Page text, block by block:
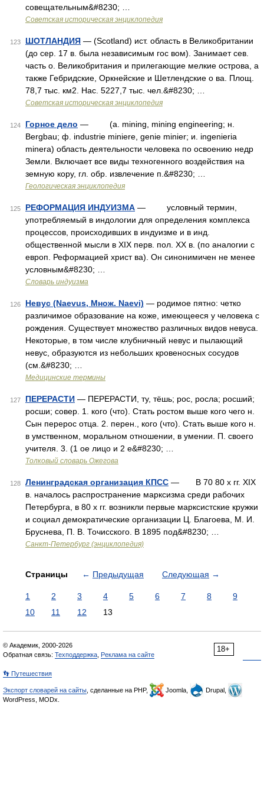
совещательным&#8230; …
Советская историческая энциклопедия
123 ШОТЛАНДИЯ — (Scotland) ист. область в Великобритании
(до сер. 17 в. была независимым гос вом). Занимает сев.
часть о. Великобритания и прилегающие мелкие острова, а
также Гебридские, Оркнейские и Шетлендские о ва. Площ.
78,7 тыс. км2. Нас. 5227,7 тыс. чел.&#8230; …
Советская историческая энциклопедия
124 Горное дело — (a. mining, mining engineering; н.
Bergbau; ф. industrie miniere, genie minier; и. ingenieria
minera) область деятельности человека по освоению недр
Земли. Включает все виды техногенного воздействия на
земную кору, гл. обр. извлечение п.&#8230; …
Геологическая энциклопедия
125 РЕФОРМАЦИЯ ИНДУИЗМА — условный термин,
употребляемый в индологии для определения комплекса
процессов, происходивших в индуизме и в инд.
общественной мысли в XIX перв. пол. XX в. (по аналогии с
европ. Реформацией христ ва). Он синонимичен не менее
условным&#8230; …
Словарь индуизма
126 Невус (Naevus, Множ. Naevi) — родимое пятно: четко
различимое образование на коже, имеющееся у человека с
рождения. Существует множество различных видов невуса.
Некоторые, в том числе клубничный невус и пылающий
невус, образуются из небольших кровеносных сосудов
(см.&#8230; …
Медицинские термины
127 ПЕРЕРАСТИ — ПЕРЕРАСТИ, ту, тёшь; рос, росла; росший;
росши; совер. 1. кого (что). Стать ростом выше кого чего н.
Сын перерос отца. 2. перен., кого (что). Стать выше кого н.
в умственном, моральном отношении, в умении. П. своего
учителя. 3. (1 ое лицо и 2 е&#8230; …
Толковый словарь Ожегова
128 Ленинградская организация КПСС — В 70 80 х гг. XIX
в. началось распространение марксизма среди рабочих
Петербурга, в 80 х гг. возникли первые марксистские кружки
и социал демократические организации Ц. Благоева, М. И.
Бруснева, П. В. Точисского. В 1895 под&#8230; …
Санкт-Петербург (энциклопедия)
Страницы ← Предыдущая Следующая →
1 2 3 4 5 6 7 8
9
10
11 12 13
18+
© Академик, 2000-2026
Обратная связь: Техподдержка Реклама на сайте
👣 Путешествия
Экспорт словарей на сайты , сделанные на PHP, Joomla,
Drupal,
WordPress, MODx.